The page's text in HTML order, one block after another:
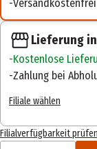
Lieferung
Kostenlose
Zahlung bei
Filiale wählen
Filialverfügbarkeit prüfen